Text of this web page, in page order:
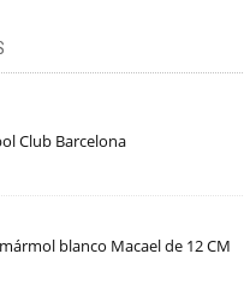
Club Barcelona
blanco Macael de 12 CM